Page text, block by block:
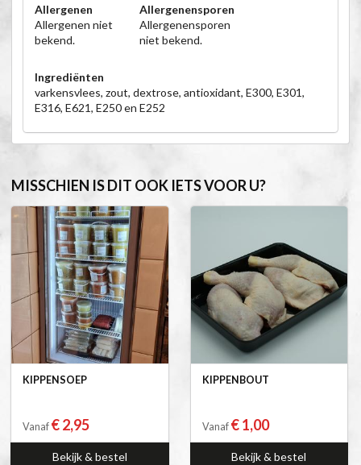
Allergenen
Allergenen niet
bekend.
Allergenensporen
Allergenensporen
niet bekend.
Ingrediënten
varkensvlees, zout, dextrose, antioxidant, E300, E301,
E316, E621, E250 en E252
MISSCHIEN IS DIT OOK IETS VOOR U?
KIPPENSOEP
Vanaf € 2,95
Bekijk & bestel
KIPPENBOUT
Vanaf € 1,00
Bekijk & bestel